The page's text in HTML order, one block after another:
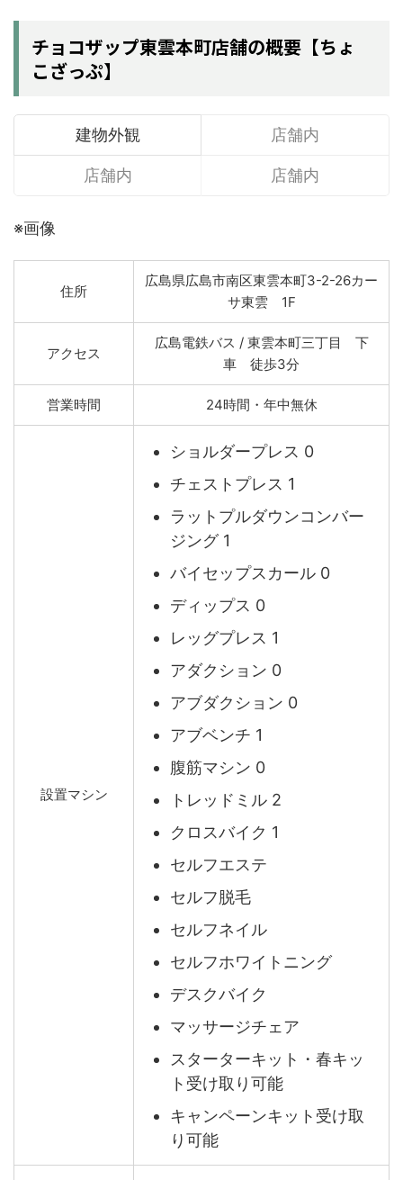
チョコザップ東雲本町店舗の概要【ちょ
こざっぷ】
建物外観 店舗内
店舗内 店舗内
※画像
住所
広島県広島市南区東雲本町3-2-26カー
サ東雲 1F
アクセス
広島電鉄バス / 東雲本町三丁目 下
車 徒歩3分
営業時間 24時間・年中無休
設置マシン
ショルダープレス 0
チェストプレス 1
ラットプルダウンコンバー
ジング 1
バイセップスカール 0
ディップス 0
レッグプレス 1
アダクション 0
アブダクション 0
アブベンチ 1
腹筋マシン 0
トレッドミル 2
クロスバイク 1
セルフエステ
セルフ脱毛
セルフネイル
セルフホワイトニング
デスクバイク
マッサージチェア
スターターキット・春キッ
ト受け取り可能
キャンペーンキット受け取
り可能